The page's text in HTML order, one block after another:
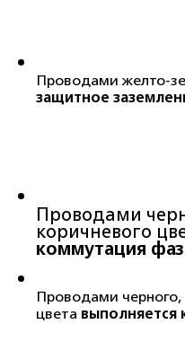
Проводами желто-
защитное
Проводами
коричневого
коммутация
Проводами черного,
цвета выполняется